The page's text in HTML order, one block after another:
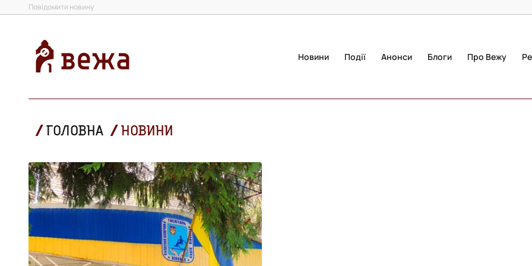
Повідомити новину
Новини Події Анонси Блоги Про Вежу
ГОЛОВНА НОВИНИ